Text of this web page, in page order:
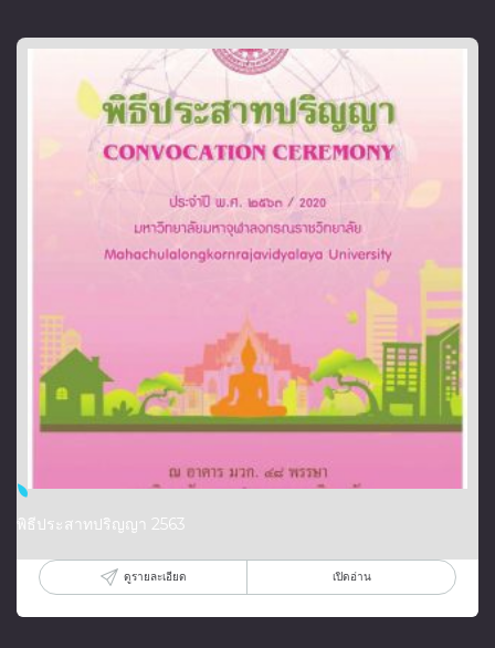
พิธีประสาทปริญญา 2563
ดูรายละเอียด เปิดอ่าน